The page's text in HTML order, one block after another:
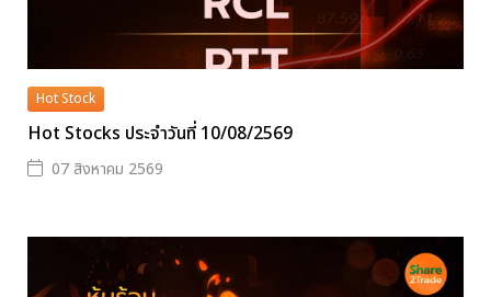
Hot Stock
Hot Stocks ประจำวันที่ 10/08/2569
07 สิงหาคม 2569